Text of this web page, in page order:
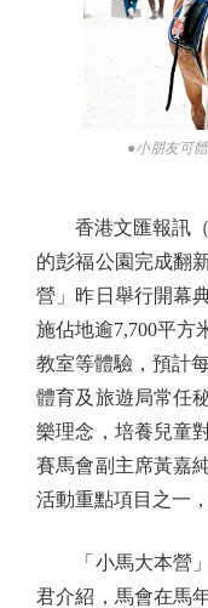
●小朋友可
香港文匯報訊（
的彭福公園完成翻
營」昨日舉行開幕
施佔地逾7,700平方
教室等體驗，預計
體育及旅遊局常任
樂理念，培養兒童
賽馬會副主席黃嘉
活動重點項目之一
「小馬大本營」
君介紹，馬會在馬